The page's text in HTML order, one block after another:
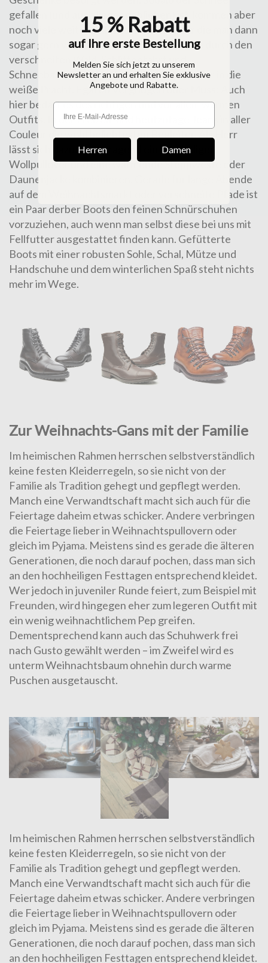
gefallen (und auch liegengeblieben) ist, kommen aber
noch viele weitere Aktivitäten hinzu, für die man dann
sogar gern vor die Tür geht: Spaziergänge durch den
verschneiten Wald, Schlittenfahrt und
Schneeballschlacht locken Eltern wie Kinder in die
weiße Pracht. Egal ob Vergnügen oder Muss: Auch
hier bedarf es des richtigen und vor allem warmen
Outfits. In der Freizeit sind heutzutage Jeans in aller
Couleur die wohl beliebtesten Begleiter. Als Herr
lässt sich dazu hervorragend ein kuscheliger
Wollpullover und eine wärmende Steppweste oder
Daunenjacke kombinieren. Gerade für lange Abende
auf dem Weihnachtsmarkt oder verschneite Pfade ist
ein Paar derber Boots den feinen Schnürschuhen
vorzuziehen, auch wenn man selbst diese bei uns mit
Fellfutter ausgestattet finden kann. Gefütterte
Boots mit einer robusten Sohle, Schal, Mütze und
Handschuhe und dem winterlichen Spaß steht nichts
mehr im Wege.
Zur Weihnachts-Gans mit der Familie
Im heimischen Rahmen herrschen selbstverständlich
keine festen Kleiderregeln, so sie nicht von der
Familie als Tradition gehegt und gepflegt werden.
Manch eine Verwandtschaft macht sich auch für die
Feiertage daheim etwas schicker. Andere verbringen
die Feiertage lieber in Weihnachtspullovern oder
gleich im Pyjama. Meistens sind es gerade die älteren
Generationen, die noch darauf pochen, dass man sich
an den hochheiligen Festtagen entsprechend kleidet.
Wer jedoch in juveniler Runde feiert, zum Beispiel mit
Freunden, wird hingegen eher zum legeren Outfit mit
ein wenig weihnachtlichem Pep greifen.
Dementsprechend kann auch das Schuhwerk frei
nach Gusto gewählt werden – im Zweifel wird es
unterm Weihnachtsbaum ohnehin durch warme
Puschen ausgetauscht.
Im heimischen Rahmen herrschen selbstverständlich
keine festen Kleiderregeln, so sie nicht von der
Familie als Tradition gehegt und gepflegt werden.
Manch eine Verwandtschaft macht sich auch für die
Feiertage daheim etwas schicker. Andere verbringen
die Feiertage lieber in Weihnachtspullovern oder
gleich im Pyjama. Meistens sind es gerade die älteren
Generationen, die noch darauf pochen, dass man sich
an den hochheiligen Festtagen entsprechend kleidet.
15 % Rabatt
auf Ihre erste Bestellung
Melden Sie sich jetzt zu unserem
Newsletter an und erhalten Sie exklusive
Angebote und Rabatte.
Herren Damen